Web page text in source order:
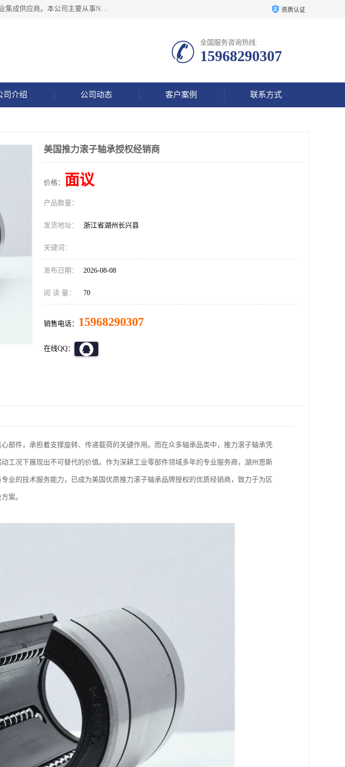
湖州恩斯凯工业技术有限公司位于湖州长兴，公司作为机械零部件以及多个品牌工业零配件专业集成供应商。本公司主要从事NSK进口轴承、SKF进口轴承、FAG进口轴承、NTN进口轴承、国产轴承：ZWZ、HRB、C&U轴承外球面轴承、导轨、丝杠、滑块、 润滑油、工业皮带及其他工业零部件的销售. 资质认证
全国服务咨询热线:
15968290307
司介绍 公司动态 客户案例 联系方式
美国推力滚子轴承授权经销商
价格： 面议
产品数量：
发货地址： 浙江省湖州长兴县
关键词：
发布日期： 2026-08-08
阅 读 量： 70
销售电话： 15968290307
在线QQ：
部件，承担着支撑旋转、传递载荷的关键作用。而在众多轴承品类中，推力滚子轴承凭
工况下展现出不可替代的价值。作为深耕工业零部件领域多年的专业服务商，湖州恩斯
业的技术服务能力，已成为美国优质推力滚子轴承品牌授权的优质经销商，致力于为区
案。